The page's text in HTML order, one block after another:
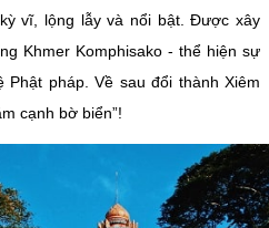
vĩ, lộng lẫy và nổi bật. Được xây
Khmer Komphisako - thể hiện sự
pháp. Về sau đổi thành Xiêm
cạnh bờ biển”!